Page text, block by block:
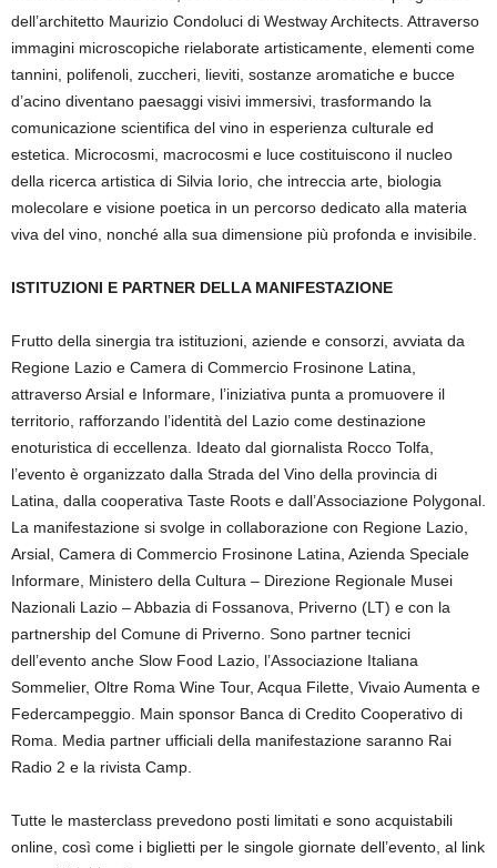
dell’architetto Maurizio Condoluci di Westway Architects. Attraverso
immagini microscopiche rielaborate artisticamente, elementi come
tannini, polifenoli, zuccheri, lieviti, sostanze aromatiche e bucce
d’acino diventano paesaggi visivi immersivi, trasformando la
comunicazione scientifica del vino in esperienza culturale ed
estetica. Microcosmi, macrocosmi e luce costituiscono il nucleo
della ricerca artistica di Silvia Iorio, che intreccia arte, biologia
molecolare e visione poetica in un percorso dedicato alla materia
viva del vino, nonché alla sua dimensione più profonda e invisibile.
ISTITUZIONI E PARTNER DELLA MANIFESTAZIONE
Frutto della sinergia tra istituzioni, aziende e consorzi, avviata da
Regione Lazio e Camera di Commercio Frosinone Latina,
attraverso Arsial e Informare, l’iniziativa punta a promuovere il
territorio, rafforzando l’identità del Lazio come destinazione
enoturistica di eccellenza. Ideato dal giornalista Rocco Tolfa,
l’evento è organizzato dalla Strada del Vino della provincia di
Latina, dalla cooperativa Taste Roots e dall’Associazione Polygonal.
La manifestazione si svolge in collaborazione con Regione Lazio,
Arsial, Camera di Commercio Frosinone Latina, Azienda Speciale
Informare, Ministero della Cultura – Direzione Regionale Musei
Nazionali Lazio – Abbazia di Fossanova, Priverno (LT) e con la
partnership del Comune di Priverno. Sono partner tecnici
dell’evento anche Slow Food Lazio, l’Associazione Italiana
Sommelier, Oltre Roma Wine Tour, Acqua Filette, Vivaio Aumenta e
Federcampeggio. Main sponsor Banca di Credito Cooperativo di
Roma. Media partner ufficiali della manifestazione saranno Rai
Radio 2 e la rivista Camp.
Tutte le masterclass prevedono posti limitati e sono acquistabili
online, così come i biglietti per le singole giornate dell’evento, al link